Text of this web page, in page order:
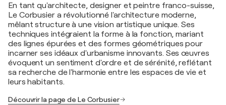
En tant qu'architecte, designer et peintre franco-suisse,
Le Corbusier a révolutionné l'architecture moderne,
mêlant structure à une vision artistique unique. Ses
techniques intégraient la forme à la fonction, mariant
des lignes épurées et des formes géométriques pour
incarner ses idéaux d'urbanisme innovants. Ses œuvres
évoquent un sentiment d'ordre et de sérénité, reflétant
sa recherche de l'harmonie entre les espaces de vie et
leurs habitants.
Découvrir la page de Le Corbusier